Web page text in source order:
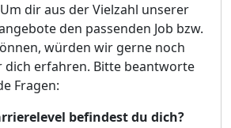
dir aus der Vielzahl unserer
den passenden Job bzw.
würden wir gerne noch
dich erfahren. Bitte beantworte
Fragen:
befindest du dich?